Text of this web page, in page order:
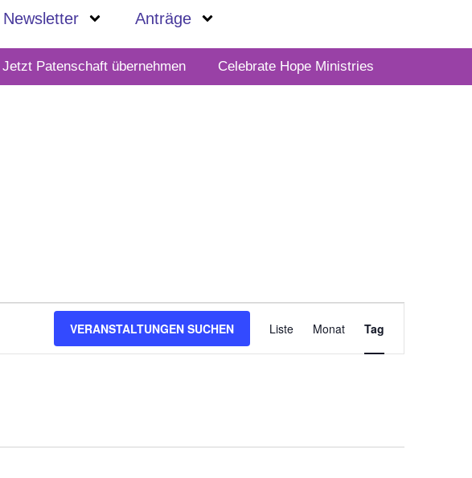
Newsletter Anträge
Jetzt Patenschaft übernehmen Celebrate Hope Ministries
VERANSTALTUNGEN SUCHEN Ansichten-
Navigation
Liste Monat Tag